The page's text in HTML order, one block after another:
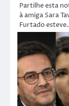
Partilhe esta
à amiga Sara
Furtado